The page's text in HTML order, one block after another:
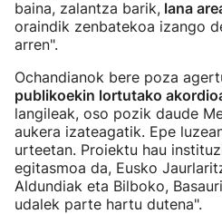
baina, zalantza barik, lana
oraindik zenbatekoa izango
arren".
Ochandianok bere poza
publikoekin lortutako
langileak, oso pozik daude
aukera izateagatik. Epe
urteetan. Proiektu hau
egitasmoa da, Eusko
Aldundiak eta Bilboko,
udalek parte hartu dutena".